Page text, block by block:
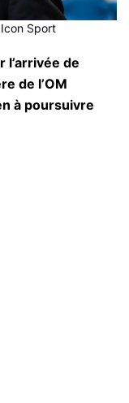
Sport
l’arrivée de
de l’OM
à poursuivre